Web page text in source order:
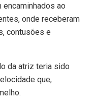
ao
onde receberam
contusões e
da atriz teria sido
que,